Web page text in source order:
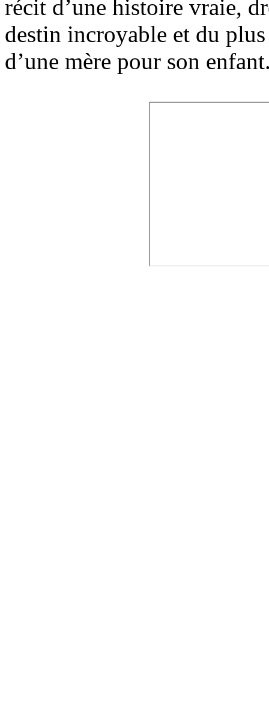
récit d’une histoire vraie,
destin incroyable et du
d’une mère pour son